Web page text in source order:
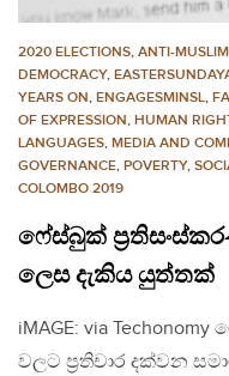
2020 ELECTIONS, ANTI-
DEMOCRACY,
YEARS ON, ENGAGESMINSL,
OF EXPRESSION, HUMAN
LANGUAGES, MEDIA AND
GOVERNANCE, POVERTY,
COLOMBO 2019
ෆේස්බුක්
ලෙස දැකිය යුත්තක්
iMAGE: via
වලට ප්‍රතිචාර දක්වන